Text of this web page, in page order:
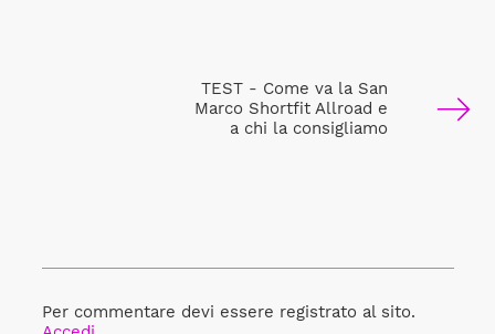
TEST - Come va la San
Marco Shortfit Allroad e
a chi la consigliamo
Per commentare devi essere registrato al sito.